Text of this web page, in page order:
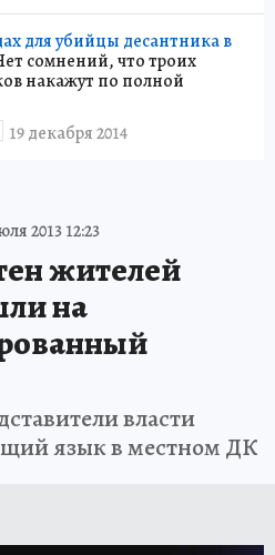
для убийцы десантника в
сомнений, что троих
накажут по полной
19 декабря 2014
2013 12:23
жителей
на
власти
язык в местном ДК